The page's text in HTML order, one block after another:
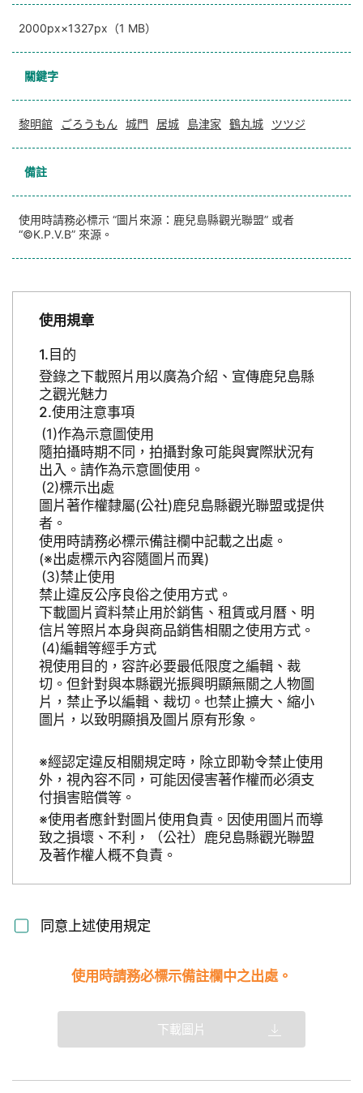
2000px×1327px（1 MB）
關鍵字
黎明館 ごろうもん 城門 居城 島津家 鶴丸城 ツツジ
備註
使用時請務必標示 “圖片來源：鹿兒島縣觀光聯盟” 或者
“©K.P.V.B” 來源。
使用規章
目的
登錄之下載照片用以廣為介紹、宣傳鹿兒島縣
之觀光魅力
使用注意事項
作為示意圖使用
隨拍攝時期不同，拍攝對象可能與實際狀況有
出入。請作為示意圖使用。
標示出處
圖片著作權隸屬(公社)鹿兒島縣觀光聯盟或提供
者。
使用時請務必標示備註欄中記載之出處。
(※出處標示內容隨圖片而異)
禁止使用
禁止違反公序良俗之使用方式。
下載圖片資料禁止用於銷售、租賃或月曆、明
信片等照片本身與商品銷售相關之使用方式。
編輯等經手方式
視使用目的，容許必要最低限度之編輯、裁
切。但針對與本縣觀光振興明顯無關之人物圖
片，禁止予以編輯、裁切。也禁止擴大、縮小
圖片，以致明顯損及圖片原有形象。
※經認定違反相關規定時，除立即勒令禁止使用
外，視內容不同，可能因侵害著作權而必須支
付損害賠償等。
※使用者應針對圖片使用負責。因使用圖片而導
致之損壞、不利，（公社）鹿兒島縣觀光聯盟
及著作權人概不負責。
同意上述使用規定
使用時請務必標示備註欄中之出處。
下載圖片